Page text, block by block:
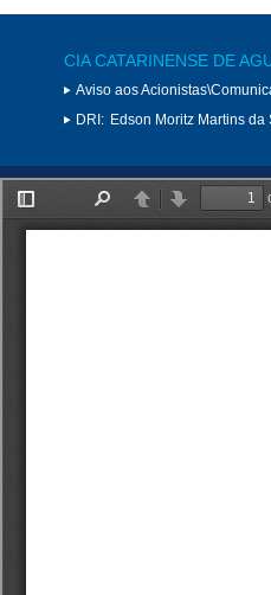
CIA CATARINENSE DE
Aviso aos
DRI: Edson Moritz Martins da